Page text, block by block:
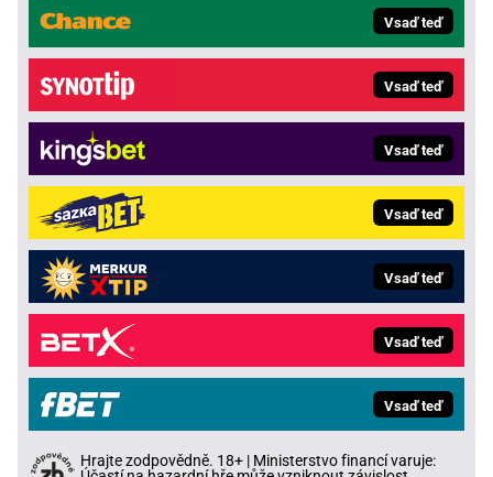
Vsaď teď
Vsaď teď
Vsaď teď
Vsaď teď
Vsaď teď
Vsaď teď
Vsaď teď
Hrajte zodpovědně. 18+ | Ministerstvo financí varuje: